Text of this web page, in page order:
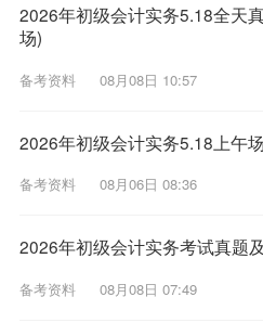
2026年初级会计实务5.18全天
场)
备考资料 08月08日 10:57
2026年初级会计实务5.18上午
备考资料 08月06日 08:36
2026年初级会计实务考试真题
备考资料 08月08日 07:49